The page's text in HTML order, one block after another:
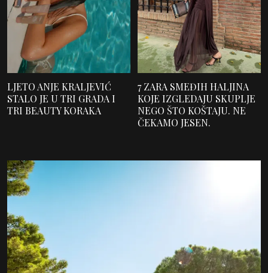
LJETO ANJE KRALJEVIĆ
STALO JE U TRI GRADA I
TRI BEAUTY KORAKA
7 ZARA SMEĐIH HALJINA
KOJE IZGLEDAJU SKUPLJE
NEGO ŠTO KOŠTAJU. NE
ČEKAMO JESEN.